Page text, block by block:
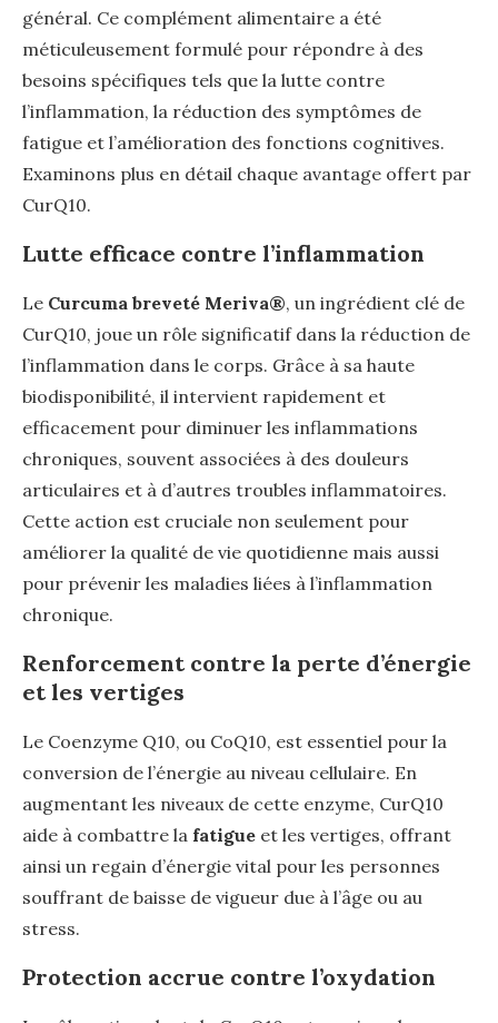
général. Ce complément alimentaire a été
méticuleusement formulé pour répondre à des
besoins spécifiques tels que la lutte contre
l’inflammation, la réduction des symptômes de
fatigue et l’amélioration des fonctions cognitives.
Examinons plus en détail chaque avantage offert par
CurQ10.
Lutte efficace contre l’inflammation
Le Curcuma breveté Meriva®, un ingrédient clé de
CurQ10, joue un rôle significatif dans la réduction de
l’inflammation dans le corps. Grâce à sa haute
biodisponibilité, il intervient rapidement et
efficacement pour diminuer les inflammations
chroniques, souvent associées à des douleurs
articulaires et à d’autres troubles inflammatoires.
Cette action est cruciale non seulement pour
améliorer la qualité de vie quotidienne mais aussi
pour prévenir les maladies liées à l’inflammation
chronique.
Renforcement contre la perte d’énergie
et les vertiges
Le Coenzyme Q10, ou CoQ10, est essentiel pour la
conversion de l’énergie au niveau cellulaire. En
augmentant les niveaux de cette enzyme, CurQ10
aide à combattre la fatigue et les vertiges, offrant
ainsi un regain d’énergie vital pour les personnes
souffrant de baisse de vigueur due à l’âge ou au
stress.
Protection accrue contre l’oxydation